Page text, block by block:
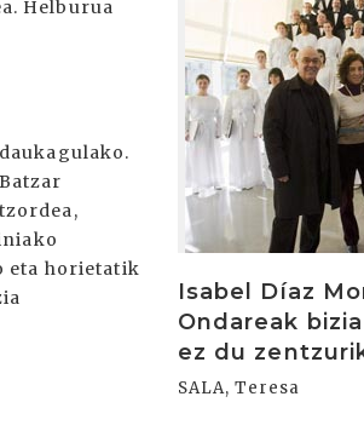
Helburua
eta horietatik
Isabel Díaz
Ondareak
ez du
SALA, Teresa